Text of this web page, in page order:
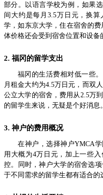
部分。以语言学校为例，如果
间大约是每月3.5万日元，换
学，如东京大学，住在宿舍的
体价格还会受到宿舍位置和设备
2. 福冈的留学支出
福冈的生活费相对低一些
月租金大约为4.5万日元，而双
公立大学的宿舍，费用从2.5万
的留学生来说，无疑是个好消息。
3. 神户的费用概况
在神户，选择神户YMCA
用大概为4万日元，加上一些
控。同时，神户大学的宿舍选
于不同需求的留学生都有适合的